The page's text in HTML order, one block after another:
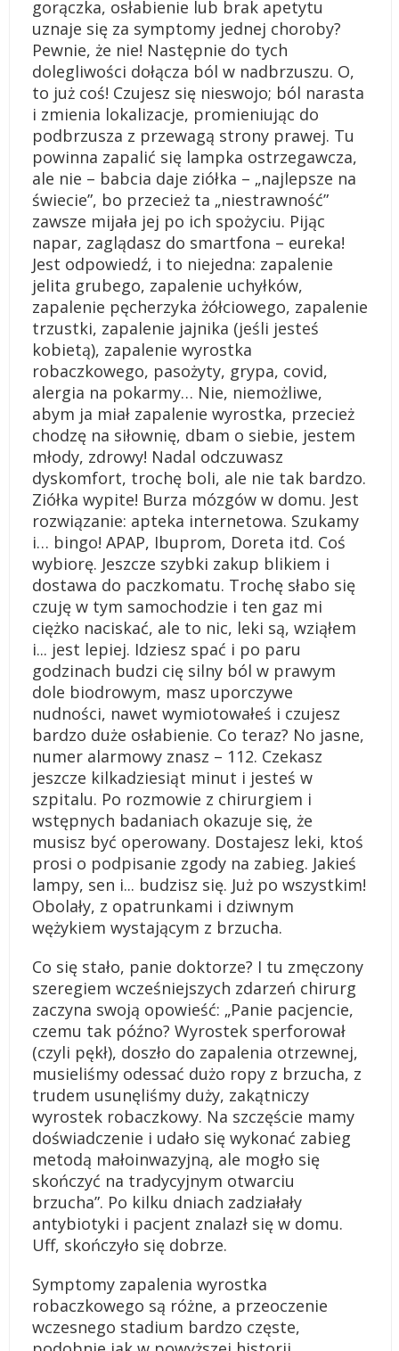
gorączka, osłabienie lub brak apetytu
uznaje się za symptomy jednej choroby?
Pewnie, że nie! Następnie do tych
dolegliwości dołącza ból w nadbrzuszu. O,
to już coś! Czujesz się nieswojo; ból narasta
i zmienia lokalizacje, promieniując do
podbrzusza z przewagą strony prawej. Tu
powinna zapalić się lampka ostrzegawcza,
ale nie – babcia daje ziółka – „najlepsze na
świecie”, bo przecież ta „niestrawność”
zawsze mijała jej po ich spożyciu. Pijąc
napar, zaglądasz do smartfona – eureka!
Jest odpowiedź, i to niejedna: zapalenie
jelita grubego, zapalenie uchyłków,
zapalenie pęcherzyka żółciowego, zapalenie
trzustki, zapalenie jajnika (jeśli jesteś
kobietą), zapalenie wyrostka
robaczkowego, pasożyty, grypa, covid,
alergia na pokarmy… Nie, niemożliwe,
abym ja miał zapalenie wyrostka, przecież
chodzę na siłownię, dbam o siebie, jestem
młody, zdrowy! Nadal odczuwasz
dyskomfort, trochę boli, ale nie tak bardzo.
Ziółka wypite! Burza mózgów w domu. Jest
rozwiązanie: apteka internetowa. Szukamy
i… bingo! APAP, Ibuprom, Doreta itd. Coś
wybiorę. Jeszcze szybki zakup blikiem i
dostawa do paczkomatu. Trochę słabo się
czuję w tym samochodzie i ten gaz mi
ciężko naciskać, ale to nic, leki są, wziąłem
i... jest lepiej. Idziesz spać i po paru
godzinach budzi cię silny ból w prawym
dole biodrowym, masz uporczywe
nudności, nawet wymiotowałeś i czujesz
bardzo duże osłabienie. Co teraz? No jasne,
numer alarmowy znasz – 112. Czekasz
jeszcze kilkadziesiąt minut i jesteś w
szpitalu. Po rozmowie z chirurgiem i
wstępnych badaniach okazuje się, że
musisz być operowany. Dostajesz leki, ktoś
prosi o podpisanie zgody na zabieg. Jakieś
lampy, sen i... budzisz się. Już po wszystkim!
Obolały, z opatrunkami i dziwnym
wężykiem wystającym z brzucha.
Co się stało, panie doktorze? I tu zmęczony
szeregiem wcześniejszych zdarzeń chirurg
zaczyna swoją opowieść: „Panie pacjencie,
czemu tak późno? Wyrostek sperforował
(czyli pękł), doszło do zapalenia otrzewnej,
musieliśmy odessać dużo ropy z brzucha, z
trudem usunęliśmy duży, zakątniczy
wyrostek robaczkowy. Na szczęście mamy
doświadczenie i udało się wykonać zabieg
metodą małoinwazyjną, ale mogło się
skończyć na tradycyjnym otwarciu
brzucha”. Po kilku dniach zadziałały
antybiotyki i pacjent znalazł się w domu.
Uff, skończyło się dobrze.
Symptomy zapalenia wyrostka
robaczkowego są różne, a przeoczenie
wczesnego stadium bardzo częste,